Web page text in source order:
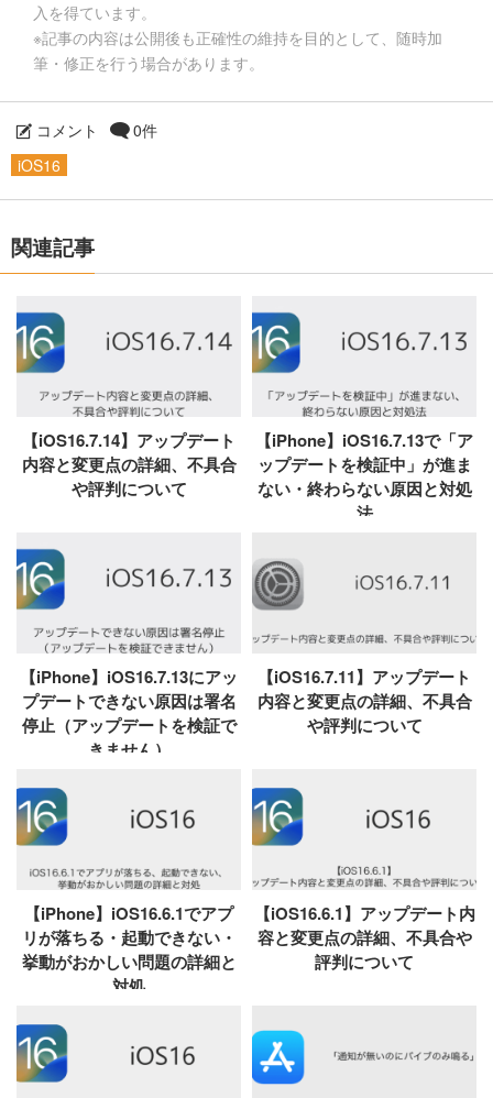
入を得ています。
※記事の内容は公開後も正確性の維持を目的として、随時加
筆・修正を行う場合があります。
コメント
0件
iOS16
関連記事
【iOS16.7.14】アップデート
内容と変更点の詳細、不具合
や評判について
【iPhone】iOS16.7.13で「ア
ップデートを検証中」が進ま
ない・終わらない原因と対処
法
【iPhone】iOS16.7.13にアッ
プデートできない原因は署名
停止（アップデートを検証で
きません）
【iOS16.7.11】アップデート
内容と変更点の詳細、不具合
や評判について
【iPhone】iOS16.6.1でアプ
リが落ちる・起動できない・
挙動がおかしい問題の詳細と
対処
【iOS16.6.1】アップデート内
容と変更点の詳細、不具合や
評判について